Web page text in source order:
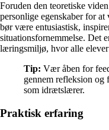
Foruden den teoretiske
personlige egenskaber for
bør være entusiastisk,
situationsfornemmelse. Det
læringsmiljø, hvor alle
Tip: Vær åben for
gennem refleksion
som idrætslærer.
Praktisk erfaring